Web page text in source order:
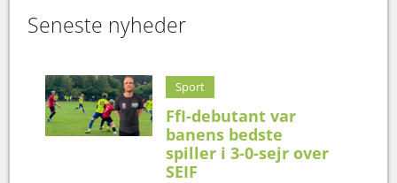
Seneste nyheder
Sport
FfI-debutant var
banens bedste
spiller i 3-0-sejr over
SEIF